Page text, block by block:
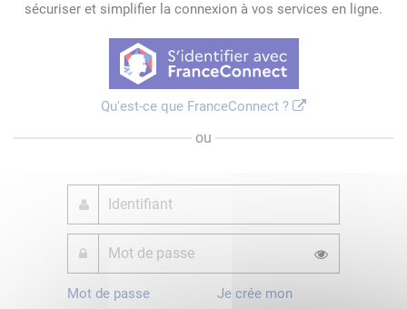
sécuriser et simplifier la connexion à vos services en ligne.
Qu'est-ce que FranceConnect ?
ou
Mot de passe
Je crée mon